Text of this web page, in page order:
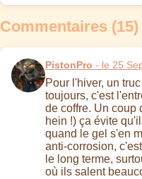
Commentaires (15)
PistonPro - le 25
Pour l'hiver, un
toujours, c'est
de coffre. Un coup
hein !) ça évite
quand le gel s'en
anti-corrosion,
le long terme,
où ils salent